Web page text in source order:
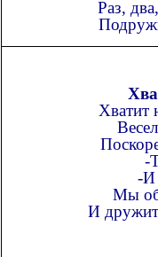
Раз,
Хватит
-
-И
Мы
И